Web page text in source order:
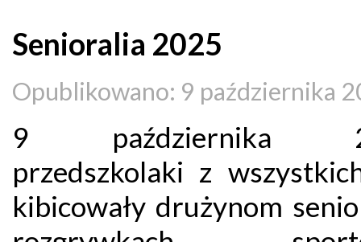
Senioralia 2025
Opublikowano: 9 października
9 października
przedszkolaki z
kibicowały drużynom